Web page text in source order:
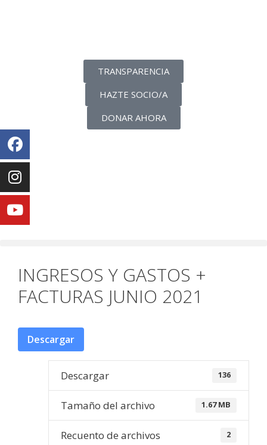
TRANSPARENCIA
HAZTE SOCIO/A
DONAR AHORA
INGRESOS Y GASTOS +
FACTURAS JUNIO 2021
Descargar
Descargar 136
Tamaño del archivo 1.67 MB
Recuento de archivos 2